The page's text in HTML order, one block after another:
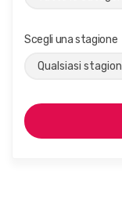
Scegli una stagione